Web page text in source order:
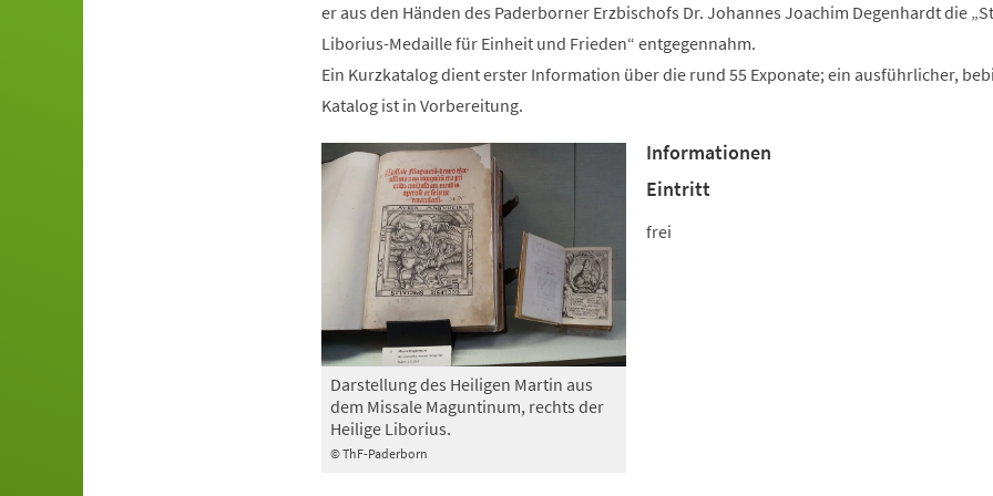
er aus den Händen des Paderborner Erzbischofs Dr. Johannes Joachim Degenhardt die
Liborius-Medaille für Einheit und Frieden“ entgegennahm.
Ein Kurzkatalog dient erster Information über die rund 55 Exponate; ein ausführlicher,
Katalog ist in Vorbereitung.
© ThF-Paderborn
Darstellung des Heiligen Martin aus
dem Missale Maguntinum, rechts der
Heilige Liborius.
Informationen
Eintritt
frei